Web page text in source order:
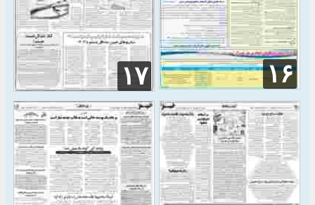
۱۶ ۱۷